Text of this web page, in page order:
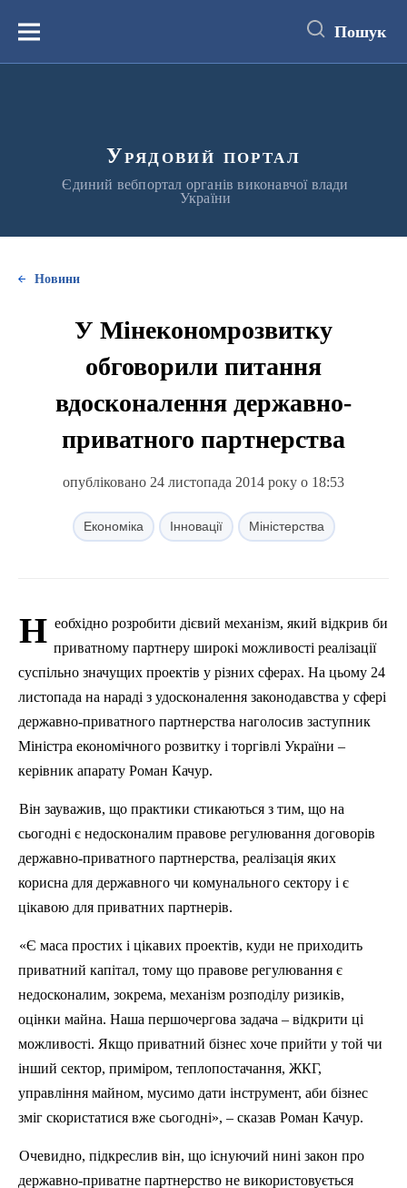
вмістуМеню Пошук
Урядовий портал
Єдиний вебпортал органів виконавчої влади
України
Новини
У Мінекономрозвитку
обговорили питання
вдосконалення державно-
приватного партнерства
опубліковано 24 листопада 2014 року о 18:53
Економіка Інновації Міністерства
Н еобхідно розробити дієвий механізм, який відкрив би
приватному партнеру широкі можливості реалізації
суспільно значущих проектів у різних сферах. На цьому 24
листопада на нараді з удосконалення законодавства у сфері
державно-приватного партнерства наголосив заступник
Міністра економічного розвитку і торгівлі України –
керівник апарату Роман Качур.
Він зауважив, що практики стикаються з тим, що на
сьогодні є недосконалим правове регулювання договорів
державно-приватного партнерства, реалізація яких
корисна для державного чи комунального сектору і є
цікавою для приватних партнерів.
«Є маса простих і цікавих проектів, куди не приходить
приватний капітал, тому що правове регулювання є
недосконалим, зокрема, механізм розподілу ризиків,
оцінки майна. Наша першочергова задача – відкрити ці
можливості. Якщо приватний бізнес хоче прийти у той чи
інший сектор, приміром, теплопостачання, ЖКГ,
управління майном, мусимо дати інструмент, аби бізнес
зміг скористатися вже сьогодні», – сказав Роман Качур.
Очевидно, підкреслив він, що існуючий нині закон про
державно-приватне партнерство не використовується